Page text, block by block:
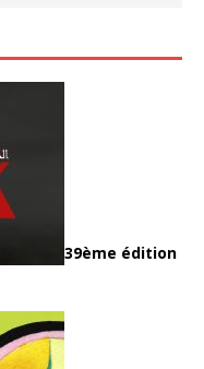
39ème édition